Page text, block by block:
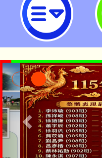
及收件期限-桃